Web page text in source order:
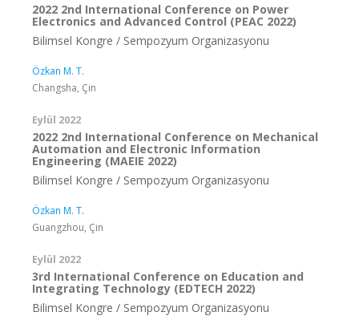
2022 2nd International Conference on Power
Electronics and Advanced Control (PEAC 2022)
Bilimsel Kongre / Sempozyum Organizasyonu
Özkan M. T.
Changsha, Çin
Eylül 2022
2022 2nd International Conference on Mechanical
Automation and Electronic Information
Engineering (MAEIE 2022)
Bilimsel Kongre / Sempozyum Organizasyonu
Özkan M. T.
Guangzhou, Çin
Eylül 2022
3rd International Conference on Education and
Integrating Technology (EDTECH 2022)
Bilimsel Kongre / Sempozyum Organizasyonu